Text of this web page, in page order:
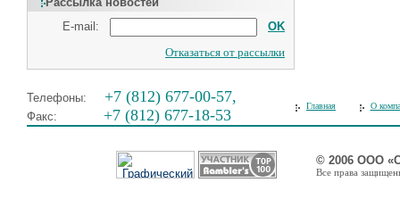
E-mail:
OK
Отказаться от рассылки
Телефоны: +7 (812) 677-00-57,
Факс: +7 (812) 677-18-53
Главная О
© 2006 ООО
Все права